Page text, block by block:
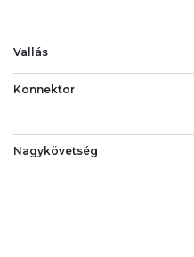
Vallás
Konnektor
Nagykövetség